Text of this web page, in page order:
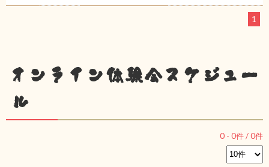
1
オンライン体験会スケジュー
ル
0 - 0件 /0件